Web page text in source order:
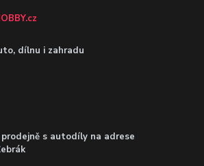
dílnu i zahradu
s autodíly na adrese